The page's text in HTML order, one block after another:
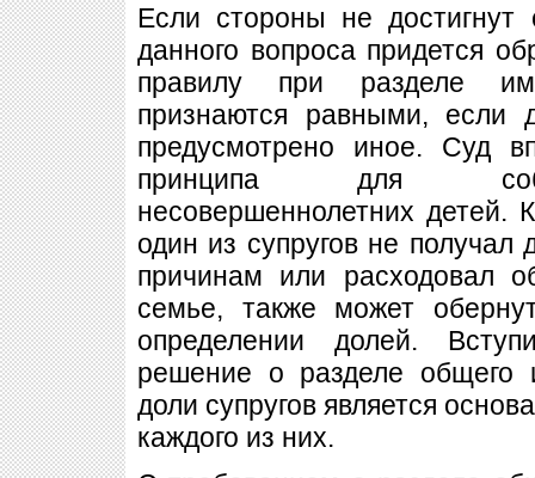
Если стороны не
данного вопроса придется
правилу при разделе
признаются равными, если
предусмотрено иное. Суд
принципа для
несовершеннолетних детей.
один из супругов не
причинам или расходовал
семье, также может
определении долей.
решение о разделе общего
доли супругов является
каждого из них.